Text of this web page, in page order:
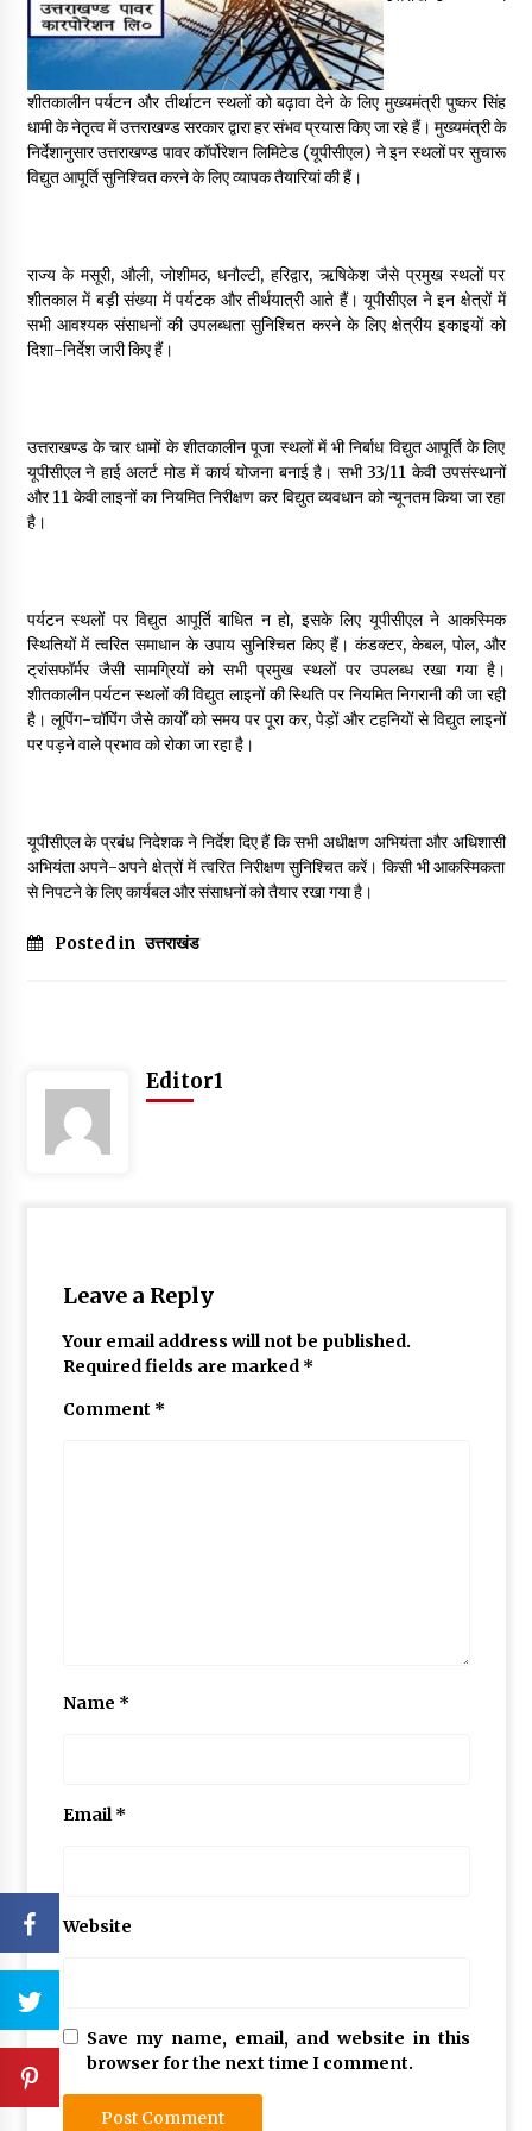
May 16, 2022
Thought Of The Day 14 May
May 14, 2022
Thought Of The Day 12 May
May 12, 2022
May 11, 2022
Thought Of The Day 9 May
May 9, 2022
शीतकालीन पर्यटन और तीर्थाटन स्थलों को बढ़ावा देने के लिए मुख्यमंत्री पुष्कर सिंह
धामी के नेतृत्व में उत्तराखण्ड सरकार द्वारा हर संभव प्रयास किए जा रहे हैं। मुख्यमंत्री के
निर्देशानुसार उत्तराखण्ड पावर कॉर्पोरेशन लिमिटेड (यूपीसीएल) ने इन स्थलों पर सुचारू
विद्युत आपूर्ति सुनिश्चित करने के लिए व्यापक तैयारियां की हैं।
राज्य के मसूरी, औली, जोशीमठ, धनौल्टी, हरिद्वार, ऋषिकेश जैसे प्रमुख स्थलों पर
शीतकाल में बड़ी संख्या में पर्यटक और तीर्थयात्री आते हैं। यूपीसीएल ने इन क्षेत्रों में
सभी आवश्यक संसाधनों की उपलब्धता सुनिश्चित करने के लिए क्षेत्रीय इकाइयों को
दिशा-निर्देश जारी किए हैं।
उत्तराखण्ड के चार धामों के शीतकालीन पूजा स्थलों में भी निर्बाध विद्युत आपूर्ति के लिए
यूपीसीएल ने हाई अलर्ट मोड में कार्य योजना बनाई है। सभी 33/11 केवी उपसंस्थानों
और 11 केवी लाइनों का नियमित निरीक्षण कर विद्युत व्यवधान को न्यूनतम किया जा रहा
है।
पर्यटन स्थलों पर विद्युत आपूर्ति बाधित न हो, इसके लिए यूपीसीएल ने आकस्मिक
स्थितियों में त्वरित समाधान के उपाय सुनिश्चित किए हैं। कंडक्टर, केबल, पोल, और
ट्रांसफॉर्मर जैसी सामग्रियों को सभी प्रमुख स्थलों पर उपलब्ध रखा गया है।
शीतकालीन पर्यटन स्थलों की विद्युत लाइनों की स्थिति पर नियमित निगरानी की जा रही
है। लूपिंग-चॉपिंग जैसे कार्यों को समय पर पूरा कर, पेड़ों और टहनियों से विद्युत लाइनों
पर पड़ने वाले प्रभाव को रोका जा रहा है।
यूपीसीएल के प्रबंध निदेशक ने निर्देश दिए हैं कि सभी अधीक्षण अभियंता और अधिशासी
अभियंता अपने-अपने क्षेत्रों में त्वरित निरीक्षण सुनिश्चित करें। किसी भी आकस्मिकता
से निपटने के लिए कार्यबल और संसाधनों को तैयार रखा गया है।
Posted in उत्तराखंड
Editor1
Leave a Reply
Your email address will not be published.
Required fields are marked *
Comment *
Name *
Email*
Website
Save my name, email, and website in this
browser for the next time I comment.